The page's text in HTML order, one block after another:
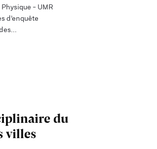
- UMR
d’enquête
du
villes